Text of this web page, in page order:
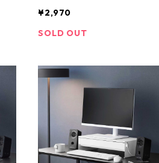
8 ホワイト
¥2,970
SOLD OUT